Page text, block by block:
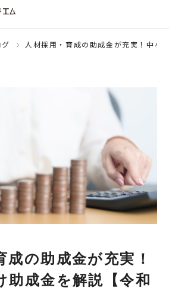
人材採用・育成の助成金が充実！中小
成の助成金が充実！
助成金を解説【令和